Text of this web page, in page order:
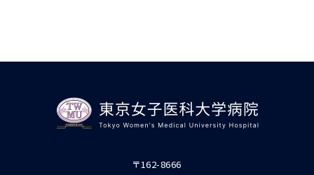
〒162-8666